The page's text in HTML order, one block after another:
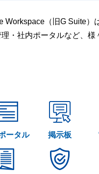
Workspace（旧G Suite）
・社内ポータルなど、様
ータル 掲示板